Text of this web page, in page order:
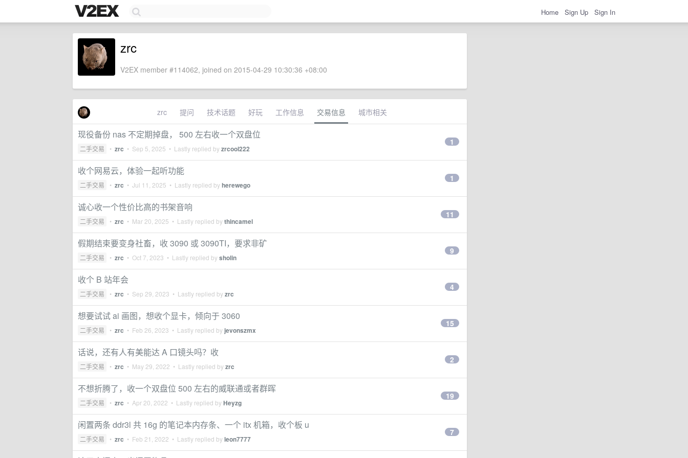
Home Sign Up Sign In
zrc
V2EX member #114062, joined on 2015-04-29 10:30:36 +08:00
zrc 提问 技术话题 好玩 工作信息 交易信息 城市相关
现役备份 nas 不定期掉盘， 500 左右收一个双盘位
二手交易 • zrc • Sep 5, 2025 • Lastly replied byzrcool222
1
收个网易云，体验一起听功能
二手交易 • zrc • Jul 11, 2025 • Lastly replied byherewego
1
诚心收一个性价比高的书架音响
二手交易 • zrc • Mar 20, 2025 • Lastly replied bythincamel
11
假期结束要变身社畜，收 3090 或 3090TI，要求非矿
二手交易 • zrc • Oct 7, 2023 • Lastly replied bysholin
9
收个 B 站年会
二手交易 • zrc • Sep 29, 2023 • Lastly replied byzrc
4
想要试试 ai 画图，想收个显卡，倾向于 3060
二手交易 • zrc • Feb 26, 2023 • Lastly replied by jevonszmx
15
话说，还有人有美能达 A 口镜头吗？收
二手交易 • zrc • May 29, 2022 • Lastly replied byzrc
2
不想折腾了，收一个双盘位 500 左右的威联通或者群晖
二手交易 • zrc • Apr 20, 2022 • Lastly replied byHeyzg
19
闲置两条 ddr3l 共 16g 的笔记本内存条、一个 itx 机箱，收个板 u
二手交易 • zrc • Feb 21, 2022 • Lastly replied byleon7777
7